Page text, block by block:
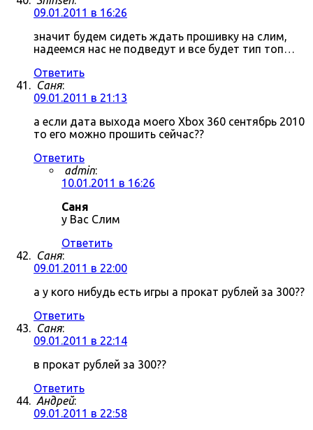
09.01.2011 в 16:26
значит будем сидеть ждать прошивку на слим,
надеемся нас не подведут и все будет тип топ…
Ответить
Саня:
09.01.2011 в 21:13
а если дата выхода моего Xbox 360 сентябрь 2010
то его можно прошить сейчас??
Ответить
admin:
10.01.2011 в 16:26
Саня
у Вас Слим
Ответить
Саня:
09.01.2011 в 22:00
а у кого нибудь есть игры а прокат рублей за 300??
Ответить
Саня:
09.01.2011 в 22:14
в прокат рублей за 300??
Ответить
Андрей:
09.01.2011 в 22:58